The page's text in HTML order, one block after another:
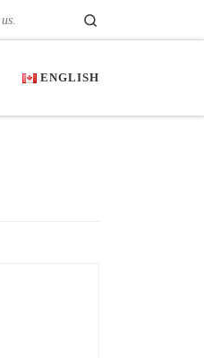
ENGLISH